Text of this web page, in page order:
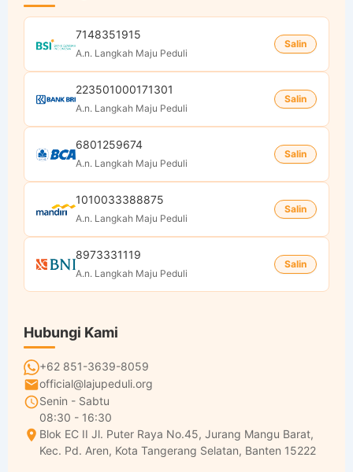
7148351915
A.n. Langkah Maju Peduli
Salin
223501000171301
A.n. Langkah Maju Peduli
Salin
6801259674
A.n. Langkah Maju Peduli
Salin
1010033388875
A.n. Langkah Maju Peduli
Salin
8973331119
A.n. Langkah Maju Peduli
Salin
Hubungi Kami
+62 851-3639-8059
official@lajupeduli.org
Senin - Sabtu
08:30 - 16:30
Blok EC II Jl. Puter Raya No.45, Jurang Mangu Barat,
Kec. Pd. Aren, Kota Tangerang Selatan, Banten 15222